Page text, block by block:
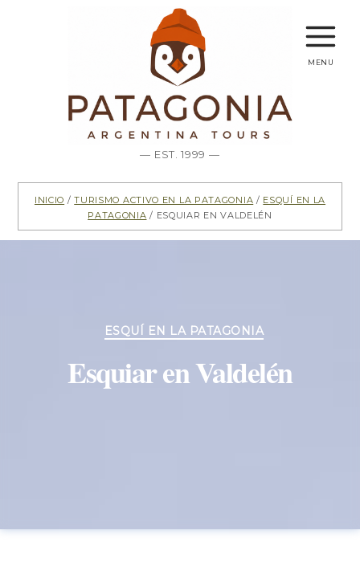
— EST. 1999 —
menu
Inicio /Turismo activo en la Patagonia / Esquí en la
Patagonia / Esquiar en Valdelén
Categorías
ESQUÍ EN LA PATAGONIA
Esquiar en Valdelén